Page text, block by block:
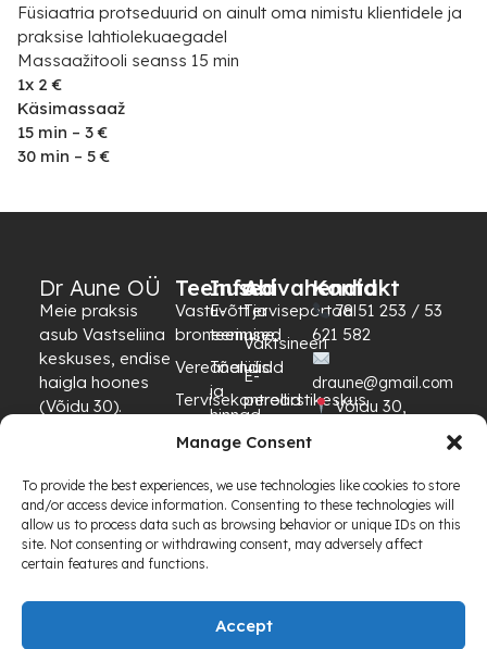
Manage Consent
To provide the best experiences, we use technologies like cookies to store
and/or access device information. Consenting to these technologies will
allow us to process data such as browsing behavior or unique IDs on this
site. Not consenting or withdrawing consent, may adversely affect
certain features and functions.
Accept
Füsiaatria protseduurid on ainult oma nimistu klientidele ja
praksise lahtiolekuaegadel
Massaažitooli seanss 15 min
1x 2 €
Käsimassaaž
15 min – 3 €
30 min – 5 €
Dr Aune OÜ
Meie praksis
asub Vastseliina
keskuses, endise
haigla hoones
(Võidu 30).
sissepääs on
hoone küljelt.
Teenused
Vastuvõtt ja
broneerimine
Vereanalüüsid
Tervisekontrollid
Vaktsineerimised
Info
E-
teenused
Tõendid
ja
hinnad
GDPR
Abivahendid
Terviseportaal
Vaktsineeri
E-
perearstikeskus
Kontakt
78 51 253 / 53
621 582
draune@gmail.com
Võidu 30,
Võrumaa
Lahtiolekuajad
E–K 07:30–15:30
N 12:00–20:00
Facebook